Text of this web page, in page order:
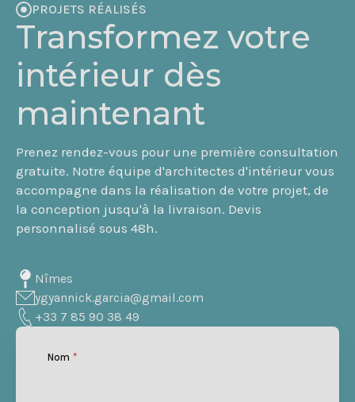
PROJETS RÉALISÉS
Transformez votre
intérieur dès
maintenant
Prenez rendez-vous pour une première consultation
gratuite. Notre équipe d'architectes d'intérieur vous
accompagne dans la réalisation de votre projet, de
la conception jusqu'à la livraison. Devis
personnalisé sous 48h.
Nîmes
ygyannick.garcia@gmail.com
+33 7 85 90 38 49
Nom *